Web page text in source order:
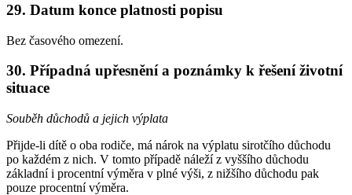
29. Datum konce platnosti popisu
Bez časového omezení.
30. Případná upřesnění a poznámky k řešení životní
situace
Souběh důchodů a jejich výplata
Přijde-li dítě o oba rodiče, má nárok na výplatu sirotčího důchodu
po každém z nich. V tomto případě náleží z vyššího důchodu
základní i procentní výměra v plné výši, z nižšího důchodu pak
pouze procentní výměra.